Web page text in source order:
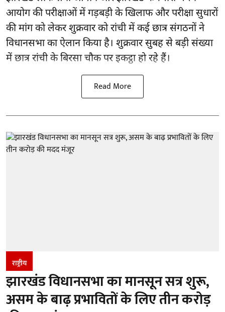
आयोग की परीक्षाओं में गड़बड़ी के खिलाफ और परीक्षा सुधारों
की मांग को लेकर शुक्रवार को रांची में कई छात्र संगठनों ने
विधानसभा का ऐलान किया है। शुक्रवार सुबह से बड़ी संख्या
में छात्र रांची के बिरसा चौक पर इकट्ठा हो रहे हैं।
Read More
राष्ट्रीय
झारखंड विधानसभा का मानसून सत्र शुरू,
असम के बाढ़ प्रभावितों के लिए तीन करोड़